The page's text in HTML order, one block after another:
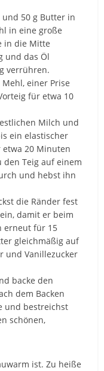
und 50 g Butter in
in eine große
in die Mitte
und das Öl
verrühren.
einer Prise
für etwa 10
Milch und
ein elastischer
20 Minuten
Teig auf einem
und hebst ihn
die Ränder fest
damit er beim
erneut für 15
gleichmäßig auf
und Vanillezucker
backe den
dem Backen
und bestreichst
schönen,
ist. Zu heiße